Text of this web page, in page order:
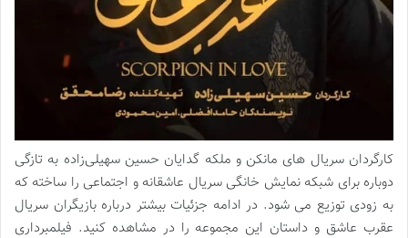
کارگردان سریال های مانکن و ملکه گدایان حسین سهیلی‌زاده به تازگی
دوباره برای شبکه نمایش خانگی سریال عاشقانه و اجتماعی را ساخته که
به زودی توزیع می شود. در ادامه جزئیات بیشتر درباره بازیگران سریال
عقرب عاشق و داستان این مجموعه را در مشاهده کنید. فیلمبرداری